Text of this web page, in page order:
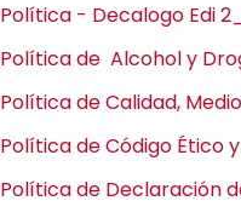
Política - Decalogo Edi
Política de Alcohol y
Política de Calidad,
Política de Código Ético
Política de Declaración